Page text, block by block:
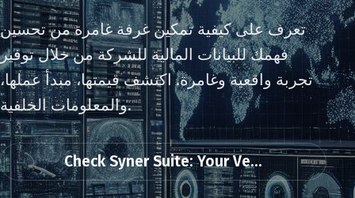
تعرف على كيفية تمكين غرفة غامرة من تحسين
فهمك للبيانات المالية للشركة من خلال توفير
تجربة واقعية وغامرة. اكتشف قيمتها، مبدأ عملها،
والمعلومات الخلفية.
Check Syner Suite: Your Ve...